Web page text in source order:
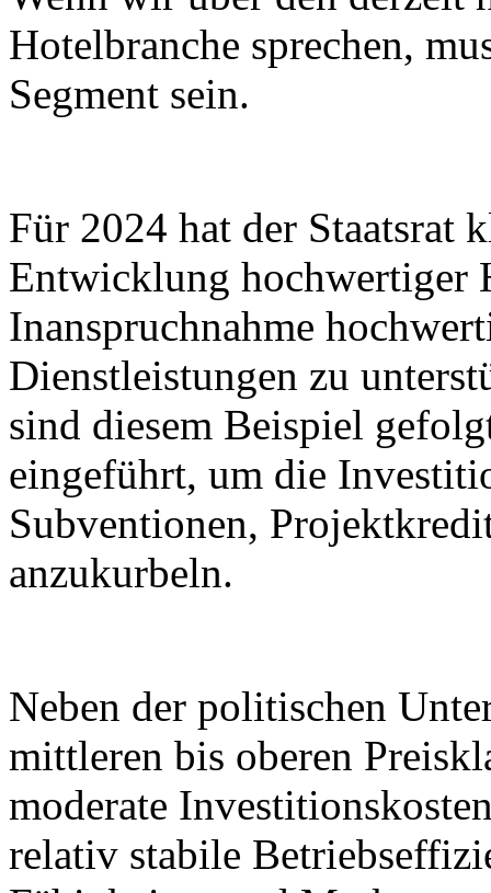
Hotelbranche sprechen,
Segment sein.
Für 2024 hat der Staatsrat
Entwicklung hochwertiger
Inanspruchnahme
Dienstleistungen zu
sind diesem Beispiel
eingeführt, um die
Subventionen,
anzukurbeln.
Neben der politischen
mittleren bis oberen
moderate
relativ stabile